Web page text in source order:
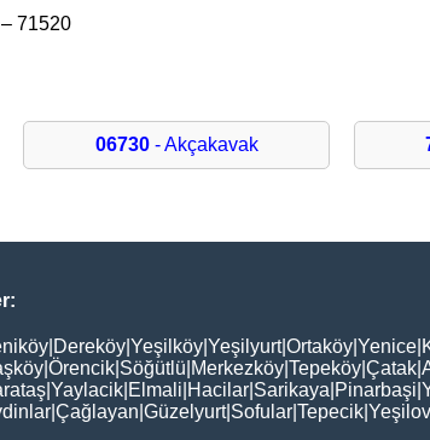
– 71520
06730- Akçakavak
Dereköy Yeşilköy Yeşilyurt|Ortaköy Yenice
Örencik Söğütlü Merkezköy Tepeköy Çatak
Yaylacik Elmali Hacilar Sarikaya Pinarbaşi
Çağlayan Güzelyurt| Sofular Tepecik